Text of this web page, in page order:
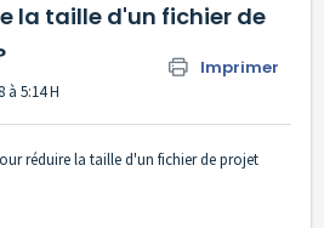
la taille d'un fichier de
Imprimer
à 5:14 H
réduire la taille d'un fichier de projet